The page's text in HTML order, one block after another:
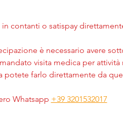
contanti o satispay
è necessario avere
mandato visita medica per
potete farlo direttamente da
Whatsapp +39 3201532017